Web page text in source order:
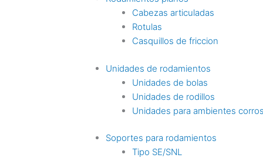
Cabezas articuladas
Rotulas
Casquillos de friccion
Unidades de rodamientos
Unidades de bolas
Unidades de rodillos
Unidades para ambientes
Soportes para rodamientos
Tipo SE/SNL